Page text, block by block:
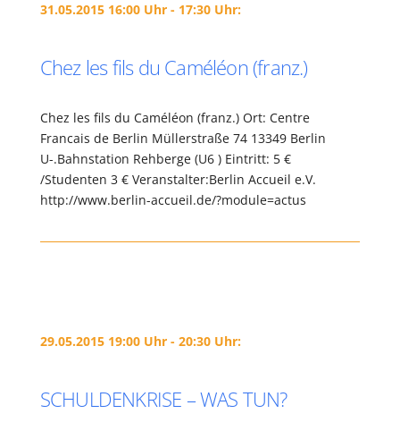
31.05.2015 16:00 Uhr - 17:30 Uhr:
Chez les fils du Caméléon (franz.)
Chez les fils du Caméléon (franz.) Ort: Centre
Francais de Berlin Müllerstraße 74 13349 Berlin
U-.Bahnstation Rehberge (U6 ) Eintritt: 5 €
/Studenten 3 € Veranstalter:Berlin Accueil e.V.
http://www.berlin-accueil.de/?module=actus
29.05.2015 19:00 Uhr - 20:30 Uhr:
SCHULDENKRISE – WAS TUN?